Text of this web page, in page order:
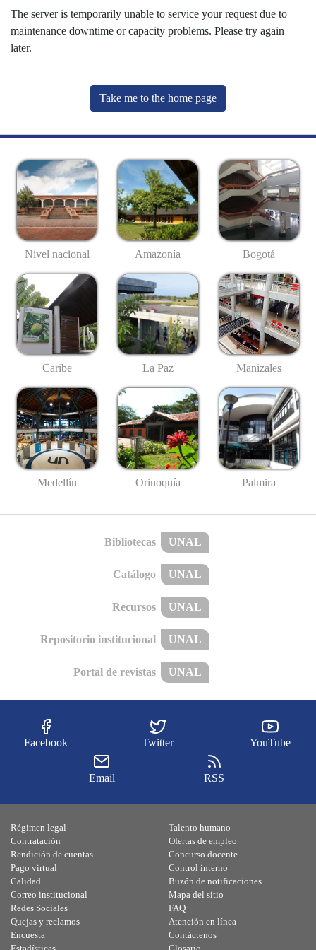
The server is temporarily unable to service your request due to
maintenance downtime or capacity problems. Please try again
later.
Take me to the home page
Nivel nacional Amazonía Bogotá
Caribe La Paz Manizales
Medellín Orinoquía Palmira
Bibliotecas UNAL
Catálogo UNAL
Recursos UNAL
Repositorio institucional UNAL
Portal de revistas UNAL
Facebook Twitter YouTube
Email RSS
Régimen legal
Contratación
Rendición de cuentas
Pago virtual
Calidad
Talento humano
Ofertas de empleo
Concurso docente
Control interno
Buzón de notificaciones
Correo institucional
Redes Sociales
Quejas y reclamos
Encuesta
Mapa del sitio
FAQ
Atención en línea
Contáctenos